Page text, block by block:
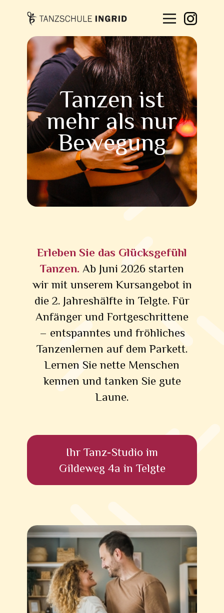
START
KURSE
ÜBER
UNS
KONTAKT
Tanzen ist
mehr als nur
Bewegung
Erleben Sie das Glücksgefühl
Tanzen. Ab Juni 2026 starten
wir mit unserem Kursangebot in
die 2. Jahreshälfte in Telgte. Für
Anfänger und Fortgeschrittene
– entspanntes und fröhliches
Tanzenlernen auf dem Parkett.
Lernen Sie nette Menschen
kennen und tanken Sie gute
Laune.
Ihr Tanz-Studio im
Gildeweg 4a in Telgte